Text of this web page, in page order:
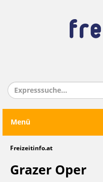
Menü
Freizeitinfo.at
Grazer Oper